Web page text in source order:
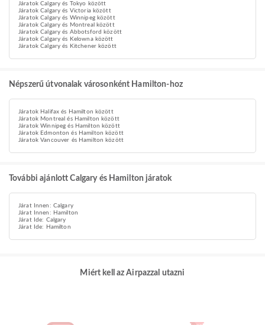
Járatok Calgary és Tokyo között
Járatok Calgary és Victoria között
Járatok Calgary és Winnipeg között
Járatok Calgary és Montreal között
Járatok Calgary és Abbotsford között
Járatok Calgary és Kelowna között
Járatok Calgary és Kitchener között
Népszerű útvonalak városonként Hamilton-hoz
Járatok Halifax és Hamilton között
Járatok Montreal és Hamilton között
Járatok Winnipeg és Hamilton között
Járatok Edmonton és Hamilton között
Járatok Vancouver és Hamilton között
További ajánlott Calgary és Hamilton járatok
Járat Innen: Calgary
Járat Innen: Hamilton
Járat Ide: Calgary
Járat Ide: Hamilton
Miért kell az Airpazzal utazni